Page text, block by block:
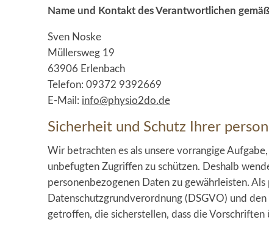
Name und Kontakt des Verantwortlichen
Sven Noske
Müllersweg 19
63906 Erlenbach
Telefon: 09372 9392669
E-Mail: info@physio2do.de
Sicherheit und Schutz Ihrer
Wir betrachten es als unsere vorrangige
unbefugten Zugriffen zu schützen. Deshalb
personenbezogenen Daten zu gewährleisten.
Datenschutzgrundverordnung (DSGVO) und
getroffen, die sicherstellen, dass die